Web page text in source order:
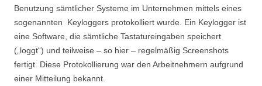
Benutzung sämtlicher Systeme im Unternehmen mittels eines
sogenannten Keyloggers protokolliert wurde. Ein Keylogger ist
eine Software, die sämtliche Tastatureingaben speichert
(„loggt“) und teilweise – so hier – regelmäßig Screenshots
fertigt. Diese Protokollierung war den Arbeitnehmern aufgrund
einer Mitteilung bekannt.